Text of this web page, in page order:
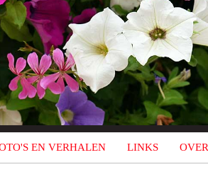
EN VERHALEN LINKS